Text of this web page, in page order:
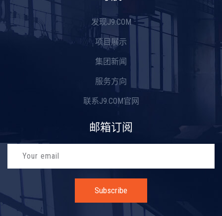
发现J9.COM
项目展示
集团新闻
服务方向
联系J9.COM官网
邮箱订阅
Subscribe